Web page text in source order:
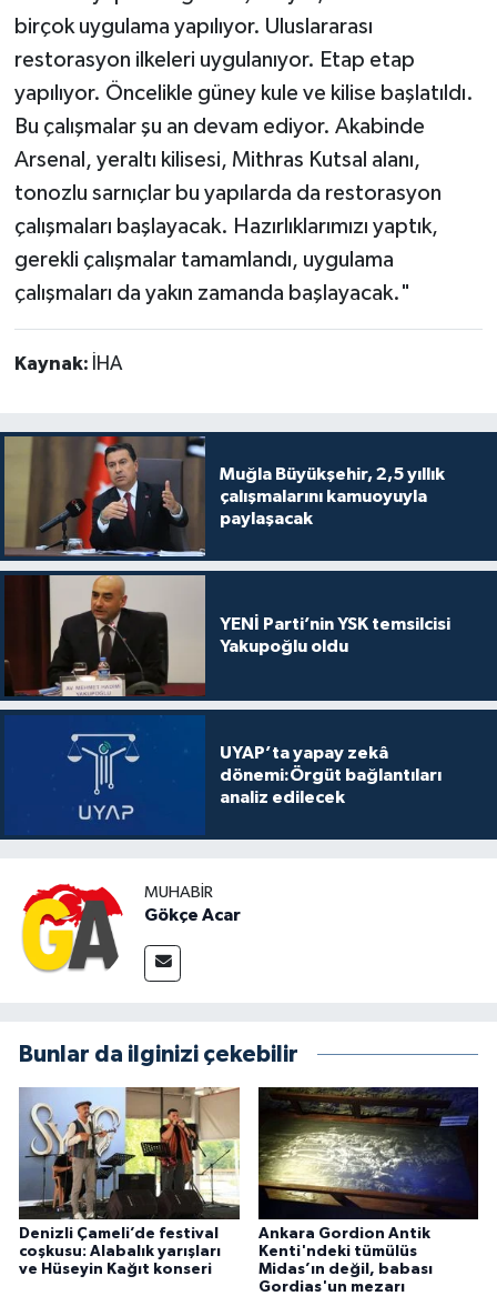
birçok uygulama yapılıyor. Uluslararası
restorasyon ilkeleri uygulanıyor. Etap etap
yapılıyor. Öncelikle güney kule ve kilise başlatıldı.
Bu çalışmalar şu an devam ediyor. Akabinde
Arsenal, yeraltı kilisesi, Mithras Kutsal alanı,
tonozlu sarnıçlar bu yapılarda da restorasyon
çalışmaları başlayacak. Hazırlıklarımızı yaptık,
gerekli çalışmalar tamamlandı, uygulama
çalışmaları da yakın zamanda başlayacak."
Kaynak: İHA
Muğla Büyükşehir, 2,5 yıllık
çalışmalarını kamuoyuyla
paylaşacak
YENİ Parti’nin YSK temsilcisi
Yakupoğlu oldu
UYAP’ta yapay zekâ
dönemi:Örgüt bağlantıları
analiz edilecek
MUHABIR
Gökçe Acar
Bunlar da ilginizi çekebilir
Denizli Çameli’de festival
coşkusu: Alabalık yarışları
ve Hüseyin Kağıt konseri
Ankara Gordion Antik
Kenti'ndeki tümülüs
Midas’ın değil, babası
Gordias'un mezarı